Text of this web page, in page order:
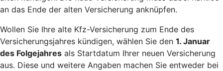
an das Ende der alten Versicherung anknüpfen.
Wollen Sie Ihre alte Kfz-Versicherung zum Ende des
Versicherungsjahres kündigen, wählen Sie den 1. Januar
des Folgejahres als Startdatum Ihrer neuen Versicherung
aus. Diese und weitere Angaben machen Sie entweder bei